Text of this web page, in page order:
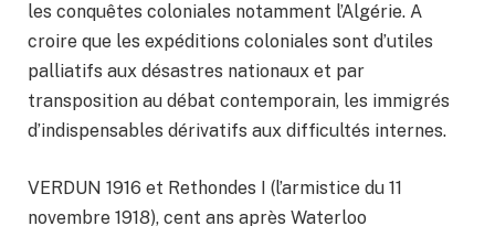
les conquêtes coloniales notamment l’Algérie. A
croire que les expéditions coloniales sont d’utiles
palliatifs aux désastres nationaux et par
transposition au débat contemporain, les immigrés
d’indispensables dérivatifs aux difficultés internes.
VERDUN 1916 et Rethondes I (l’armistice du 11
novembre 1918), cent ans après Waterloo